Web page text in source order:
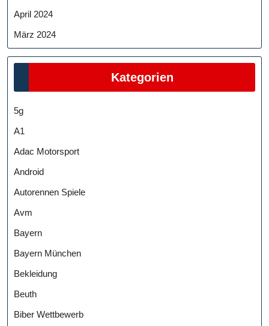
April 2024
März 2024
Kategorien
5g
A1
Adac Motorsport
Android
Autorennen Spiele
Avm
Bayern
Bayern München
Bekleidung
Beuth
Biber Wettbewerb